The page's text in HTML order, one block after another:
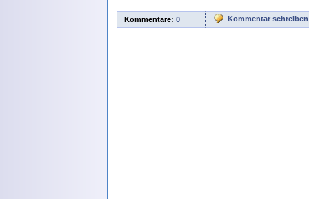
Kommentare: 0 Kommentar schreiben